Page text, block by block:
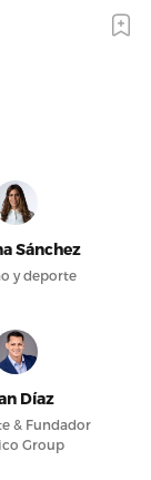
Sánchez
y deporte
Díaz
& Fundador
Group